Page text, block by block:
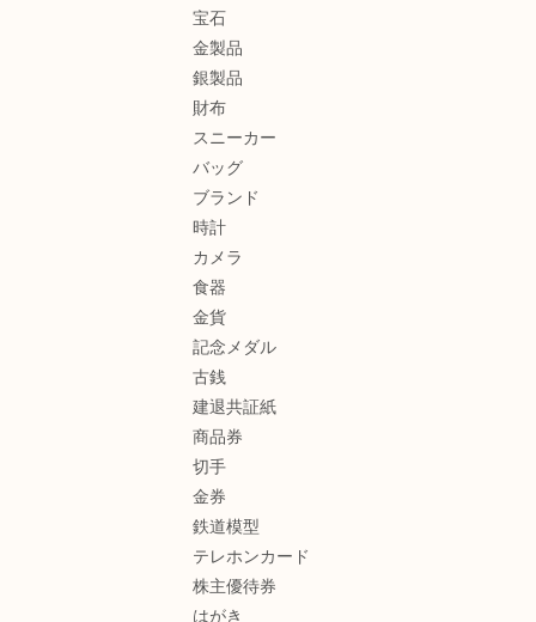
宝石
金製品
銀製品
財布
スニーカー
バッグ
ブランド
時計
カメラ
食器
金貨
記念メダル
古銭
建退共証紙
商品券
切手
金券
鉄道模型
テレホンカード
株主優待券
はがき